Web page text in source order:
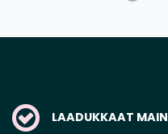
LAADUKKAAT